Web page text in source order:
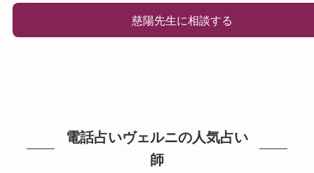
慈陽先生に相談する
電話占いヴェルニの人気占い
師